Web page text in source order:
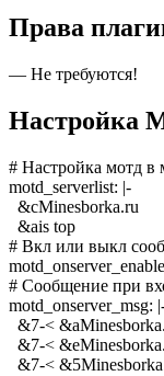
Права
— Не требуются!
Настройка
# Настройка мотд в
motd_serverlist: |-
&cMinesborka.ru
&ais top
# Вкл или выкл
# Сообщение при
motd_onserver_msg:
&7-<
&7-<
&7-<